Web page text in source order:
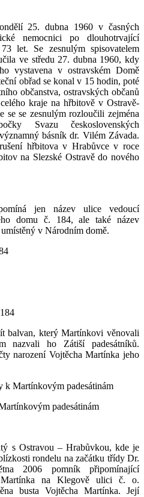
25. dubna 1960 v časných
nemocnici po dlouhotrvající
let. Se zesnulým spisovatelem
ve středu 27. dubna 1960, kdy
vystavena v ostravském Domě
obřad se konal v 15 hodin, poté
občanstva, ostravských občanů
kraje na hřbitově v Ostravě-
se zesnulým rozloučili zejména
Svazu československých
básník dr. Vilém Závada.
hřbitova v Hrabůvce v roce
na Slezské Ostravě do nového
jen název ulice vedoucí
domu č. 184, ale také název
v Národním domě.
balvan, který Martínkovi věnovali
nazvali ho Zátiší padesátníků.
narození Vojtěcha Martínka jeho
padesátinám
s Ostravou – Hrabůvkou, kde je
rondelu na začátku třídy Dr.
2006 pomník připomínající
na Klegově ulici č. o.
busta Vojtěcha Martínka. Její